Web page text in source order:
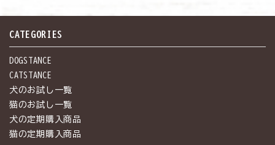
CATEGORIES
DOGSTANCE
CATSTANCE
犬のお試し一覧
猫のお試し一覧
犬の定期購入商品
猫の定期購入商品